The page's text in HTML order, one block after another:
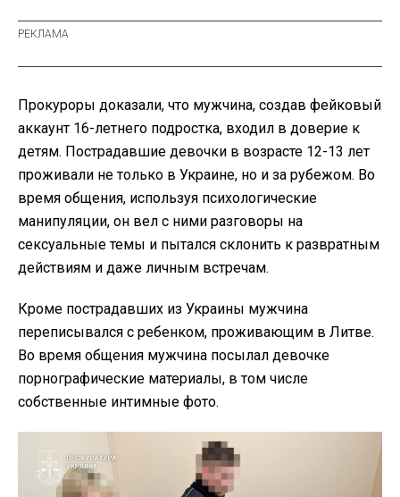
Прокуроры доказали, что мужчина, создав фейковый
аккаунт 16-летнего подростка, входил в доверие к
детям. Пострадавшие девочки в возрасте 12-13 лет
проживали не только в Украине, но и за рубежом. Во
время общения, используя психологические
манипуляции, он вел с ними разговоры на
сексуальные темы и пытался склонить к развратным
действиям и даже личным встречам.
Кроме пострадавших из Украины мужчина
переписывался с ребенком, проживающим в Литве.
Во время общения мужчина посылал девочке
порнографические материалы, в том числе
собственные интимные фото.